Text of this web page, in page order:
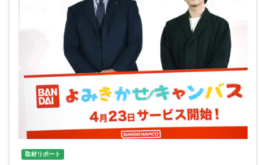
取材リポート